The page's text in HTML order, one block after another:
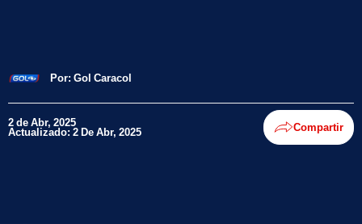
Por: Gol Caracol
2 de Abr, 2025
Actualizado: 2 De Abr, 2025 Compartir